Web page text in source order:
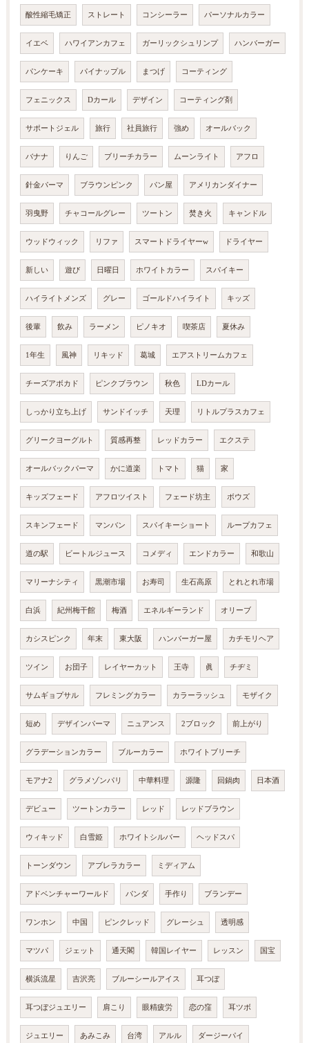
酸性縮毛矯正 ストレート コンシーラー パーソナルカラー
イエベ ハワイアンカフェ ガーリックシュリンプ ハンバーガー
パンケーキ パイナップル まつげ コーティング
フェニックス Dカール デザイン コーティング剤
サポートジェル 旅行 社員旅行 強め オールバック
バナナ りんご ブリーチカラー ムーンライト アフロ
針金パーマ ブラウンピンク パン屋 アメリカンダイナー
羽曳野 チャコールグレー ツートン 焚き火 キャンドル
ウッドウィック リファ スマートドライヤーw ドライヤー
新しい 遊び 日曜日 ホワイトカラー スパイキー
ハイライトメンズ グレー ゴールドハイライト キッズ
後輩 飲み ラーメン ピノキオ 喫茶店 夏休み
1年生 風神 リキッド 葛城 エアストリームカフェ
チーズアボカド ピンクブラウン 秋色 LDカール
しっかり立ち上げ サンドイッチ 天理 リトルプラスカフェ
グリークヨーグルト 質感再整 レッドカラー エクステ
オールバックパーマ かに道楽 トマト 猫 家
キッズフェード アフロツイスト フェード坊主 ボウズ
スキンフェード マンバン スパイキーショート ループカフェ
道の駅 ビートルジュース コメディ エンドカラー 和歌山
マリーナシティ 黒潮市場 お寿司 生石高原 とれとれ市場
白浜 紀州梅干館 梅酒 エネルギーランド オリーブ
カシスピンク 年末 東大阪 ハンバーガー屋 カチモリヘア
ツイン お団子 レイヤーカット 王寺 眞 チヂミ
サムギョプサル フレミングカラー カラーラッシュ モザイク
短め デザインパーマ ニュアンス 2ブロック 前上がり
グラデーションカラー ブルーカラー ホワイトブリーチ
モアナ2 グラメゾンパリ 中華料理 源隆 回鍋肉 日本酒
デビュー ツートンカラー レッド レッドブラウン
ウィキッド 白雪姫 ホワイトシルバー ヘッドスパ
トーンダウン アブレラカラー ミディアム
アドベンチャーワールド パンダ 手作り ブランデー
ワンホン 中国 ピンクレッド グレーシュ 透明感
マツパ ジェット 通天閣 韓国レイヤー レッスン 国宝
横浜流星 吉沢亮 ブルーシールアイス 耳つぼ
耳つぼジュエリー 肩こり 眼精疲労 恋の窪 耳ツボ
ジュエリー あみこみ 台湾 アルル ダージーパイ